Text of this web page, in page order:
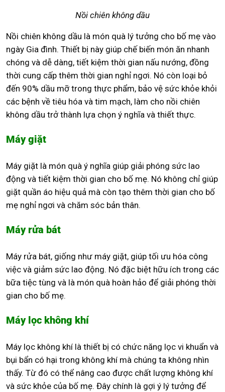
Nồi chiên không dầu
Nồi chiên không dầu là món quà lý tưởng cho bố mẹ vào
ngày Gia đình. Thiết bị này giúp chế biến món ăn nhanh
chóng và dễ dàng, tiết kiệm thời gian nấu nướng, đồng
thời cung cấp thêm thời gian nghỉ ngơi. Nó còn loại bỏ
đến 90% dầu mỡ trong thực phẩm, bảo vệ sức khỏe khỏi
các bệnh về tiêu hóa và tim mạch, làm cho nồi chiên
không dầu trở thành lựa chọn ý nghĩa và thiết thực.
Máy giặt
Máy giặt là món quà ý nghĩa giúp giải phóng sức lao
động và tiết kiệm thời gian cho bố mẹ. Nó không chỉ giúp
giặt quần áo hiệu quả mà còn tạo thêm thời gian cho bố
mẹ nghỉ ngơi và chăm sóc bản thân.
Máy rửa bát
Máy rửa bát, giống như máy giặt, giúp tối ưu hóa công
việc và giảm sức lao động. Nó đặc biệt hữu ích trong các
bữa tiệc tùng và là món quà hoàn hảo để giải phóng thời
gian cho bố mẹ.
Máy lọc không khí
Máy lọc không khí là thiết bị có chức năng lọc vi khuẩn và
bụi bẩn có hại trong không khí mà chúng ta không nhìn
thấy. Từ đó có thể nâng cao được chất lượng không khí
và sức khỏe của bố mẹ. Đây chính là gợi ý lý tưởng để